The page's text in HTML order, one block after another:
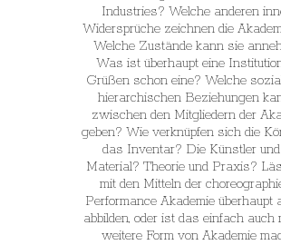
Industries? Welche anderen
Widersprüche zeichnen die
Welche Zustände kann sie
Was ist überhaupt eine
Grüßen schon eine? Welche
hierarchischen Beziehungen
zwischen den Mitgliedern der
geben? Wie verknüpfen sich die
das Inventar? Die Künstler
Material? Theorie und Praxis?
mit den Mitteln der
Performance Akademie überhaupt
abbilden, oder ist das einfach auch
weitere Form von Akademie